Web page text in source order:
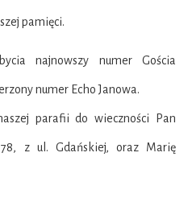
pamięci.
najnowszy numer Gościa
numer Echo Janowa.
parafii do wieczności Pan
78, z ul. Gdańskiej, oraz Marię